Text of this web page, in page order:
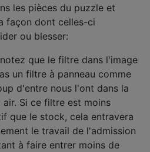
les pièces du puzzle et
façon dont celles-ci
ou blesser:
que le filtre dans l'image
un filtre à panneau comme
d'entre nous l'ont dans la
air. Si ce filtre est moins
que le stock, cela entravera
le travail de l'admission
à faire entrer moins de